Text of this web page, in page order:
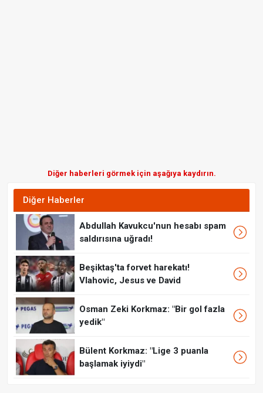
Diğer haberleri görmek için aşağıya kaydırın.
Diğer Haberler
Abdullah Kavukcu'nun hesabı spam
saldırısına uğradı!
Beşiktaş'ta forvet harekatı!
Vlahovic, Jesus ve David
Osman Zeki Korkmaz: "Bir gol fazla
yedik"
Bülent Korkmaz: "Lige 3 puanla
başlamak iyiydi"